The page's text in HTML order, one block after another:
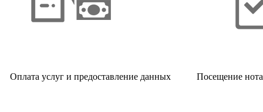
Оплата услуг и предоставление данных Посещение